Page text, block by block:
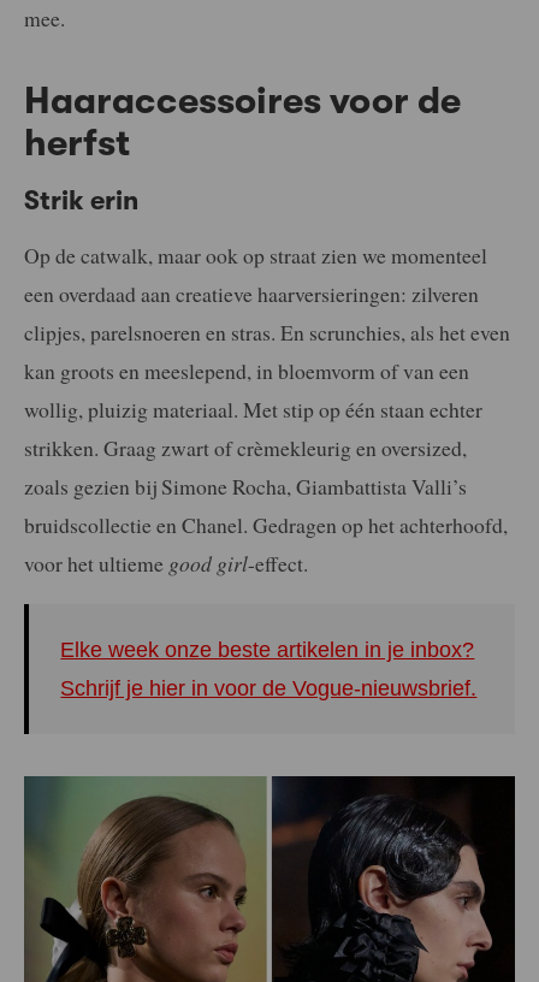
mee.
Haaraccessoires voor de
herfst
Strik erin
Op de catwalk, maar ook op straat zien we momenteel
een overdaad aan creatieve haarversieringen: zilveren
clipjes, parelsnoeren en stras. En scrunchies, als het even
kan groots en meeslepend, in bloemvorm of van een
wollig, pluizig materiaal. Met stip op één staan echter
strikken. Graag zwart of crèmekleurig en oversized,
zoals gezien bij Simone Rocha, Giambattista Valli’s
bruidscollectie en Chanel. Gedragen op het achterhoofd,
voor het ultieme good girl-effect.
Elke week onze beste artikelen in je inbox?
Schrijf je hier in voor de Vogue-nieuwsbrief.